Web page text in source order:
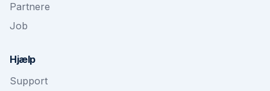
Partnere
Job
Hjælp
Support